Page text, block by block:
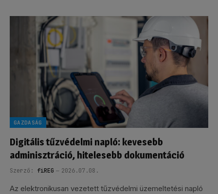
GAZDASÁG
Digitális tűzvédelmi napló: kevesebb
adminisztráció, hitelesebb dokumentáció
Szerző: fiREG 2026.07.08.
Az elektronikusan vezetett tűzvédelmi üzemeltetési napló